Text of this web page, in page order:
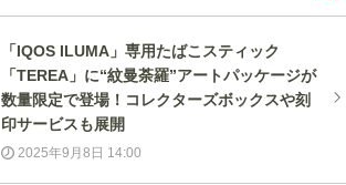
「IQOS ILUMA」専用たばこスティック
「TEREA」に“紋曼荼羅”アートパッケージが
数量限定で登場！コレクターズボックスや刻
印サービスも展開
2025年9月8日 14:00